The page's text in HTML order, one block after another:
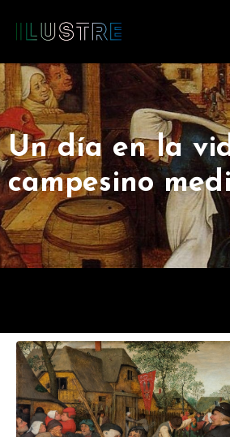
Un día en la
campesino